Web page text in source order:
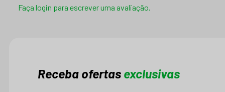
Faça login para escrever uma avaliação.
Receba ofertas exclusivas